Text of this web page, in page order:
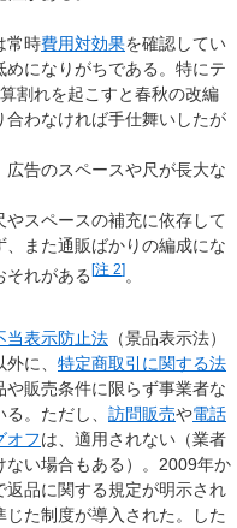
常時費用対効果を確認してい
になりがちである。特にテ
割れを起こすと春秋の改編
わなければ手仕舞いしたが
告のスペースや尺が長大な
スペースの補充に依存して
また通販ばかりの編成にな
それがある [注 2] 。
当表示防止法 （景品表示法）
に、 特定商取引に関する法
や販売条件に限らず事業者な
。ただし、 訪問販売や電話
オフは、適用されない（業者
ない場合もある）。2009年か
返品に関する規定が明示され
た制度が導入された。した